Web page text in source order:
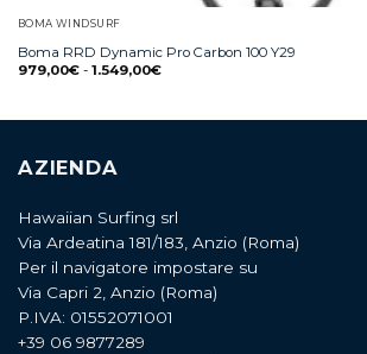
BOMA WINDSURF
Boma RRD Dynamic Pro Carbon 100 Y29
979,00€ - 1.549,00€
AZIENDA
Hawaiian Surfing srl
Via Ardeatina 181/183, Anzio (Roma)
Per il navigatore impostare su
Via Capri 2, Anzio (Roma)
P.IVA: 01552071001
+39 06 9877289